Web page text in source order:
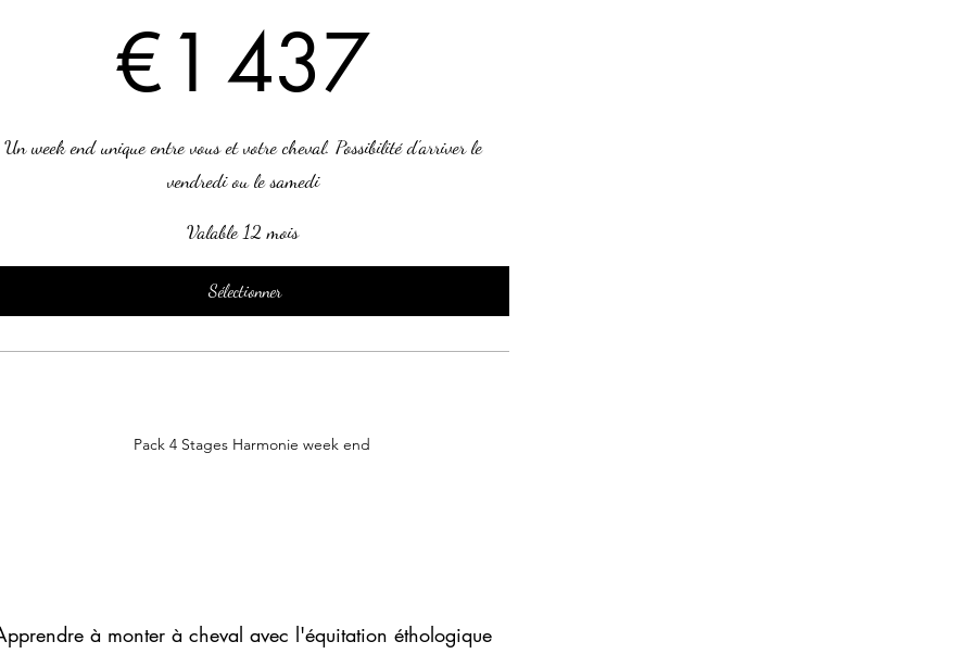
€1 437
Un week end unique entre vous et votre cheval. Possibilité d'arriver le
vendredi ou le samedi
Valable 12 mois
Sélectionner
Pack 4 Stages Harmonie week end
à monter à cheval avec l'équitation éthologique